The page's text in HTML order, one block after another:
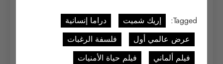
Tagged: إريك شميت
دراما إنسانية
عرض عالمي أول
فلسفة الرغبات
فيلم ألماني
فيلم حياة الأمنيات